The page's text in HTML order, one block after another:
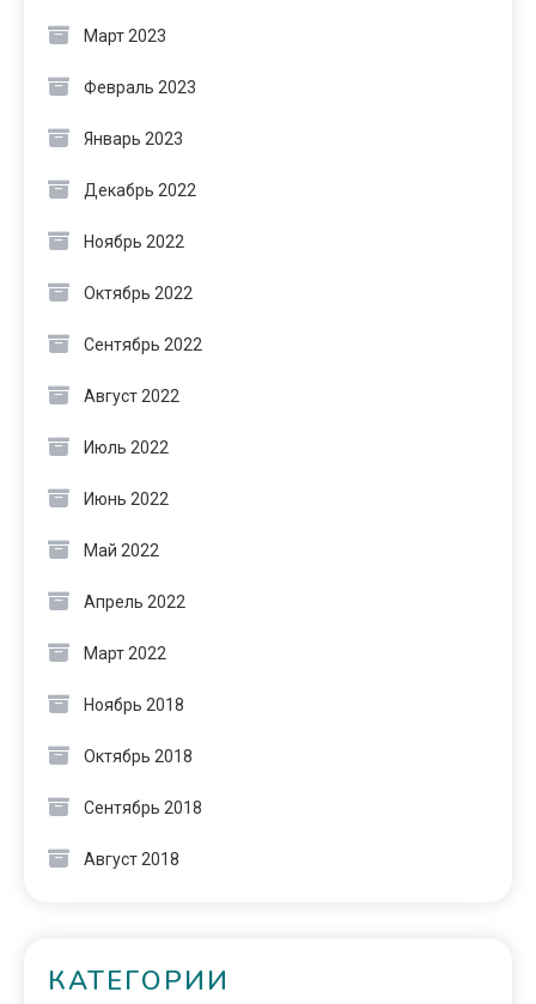
Март 2023
Февраль 2023
Январь 2023
Декабрь 2022
Ноябрь 2022
Октябрь 2022
Сентябрь 2022
Август 2022
Июль 2022
Июнь 2022
Май 2022
Апрель 2022
Март 2022
Ноябрь 2018
Октябрь 2018
Сентябрь 2018
Август 2018
КАТЕГОРИИ